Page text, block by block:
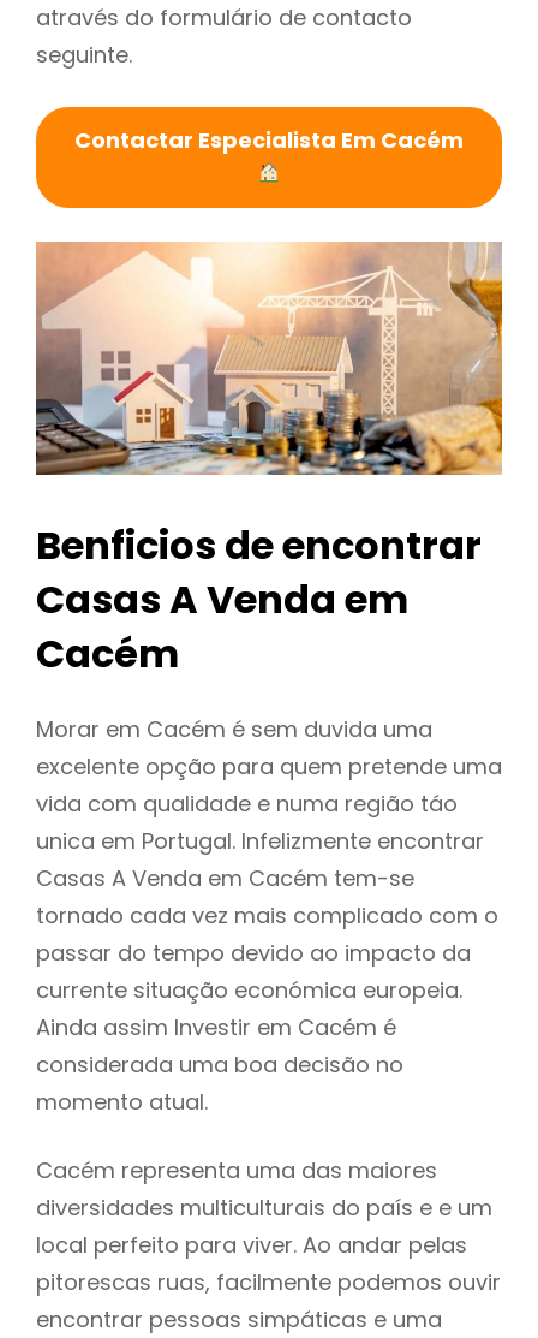
através do formulário de contacto
seguinte.
Contactar Especialista Em Cacém
Benficios de encontrar
Casas A Venda em
Cacém
Morar em Cacém é sem duvida uma
excelente opção para quem pretende uma
vida com qualidade e numa região táo
unica em Portugal. Infelizmente encontrar
Casas A Venda em Cacém tem-se
tornado cada vez mais complicado com o
passar do tempo devido ao impacto da
currente situação económica europeia.
Ainda assim Investir em Cacém é
considerada uma boa decisão no
momento atual.
Cacém representa uma das maiores
diversidades multiculturais do país e e um
local perfeito para viver. Ao andar pelas
pitorescas ruas, facilmente podemos ouvir
encontrar pessoas simpáticas e uma